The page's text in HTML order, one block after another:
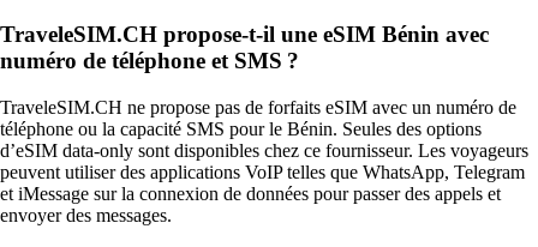
TraveleSIM.CH propose-t-il une eSIM Bénin avec
numéro de téléphone et SMS ?
TraveleSIM.CH ne propose pas de forfaits eSIM avec un numéro de
téléphone ou la capacité SMS pour le Bénin. Seules des options
d’eSIM data‑only sont disponibles chez ce fournisseur. Les voyageurs
peuvent utiliser des applications VoIP telles que WhatsApp, Telegram
et iMessage sur la connexion de données pour passer des appels et
envoyer des messages.